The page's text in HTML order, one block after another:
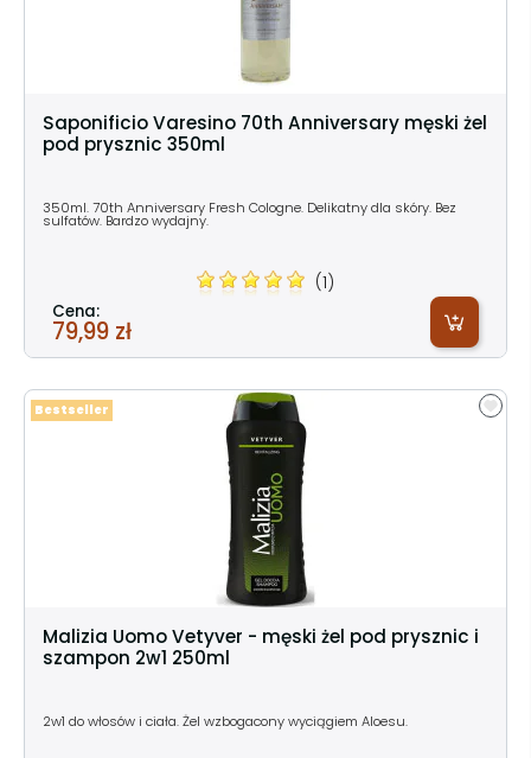
Saponificio Varesino 70th Anniversary męski żel
pod prysznic 350ml
350ml. 70th Anniversary Fresh Cologne. Delikatny dla skóry. Bez
sulfatów. Bardzo wydajny.
(1)
Cena:
79,99 zł
Malizia Uomo Vetyver - męski żel pod prysznic i
szampon 2w1 250ml
2w1 do włosów i ciała. Żel wzbogacony wyciągiem Aloesu.
Bestseller